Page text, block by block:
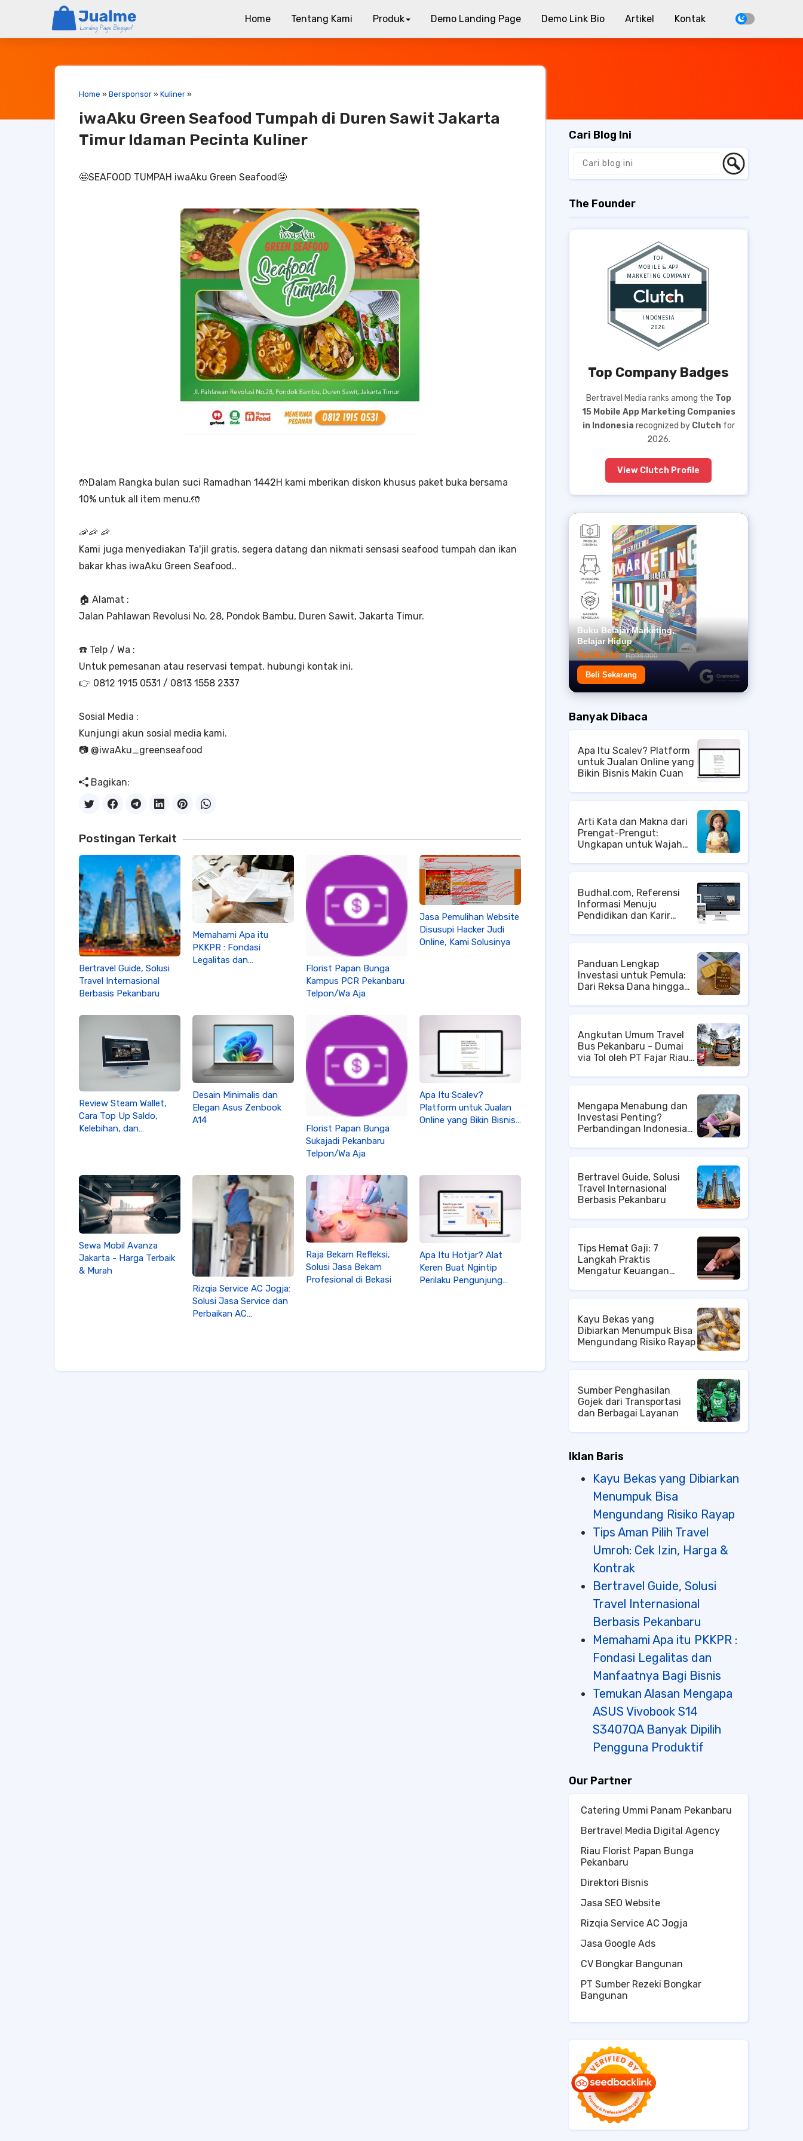
Home Tentang Kami Produk Demo Landing Page Demo Link Bio Artikel Kontak
Home » Bersponsor » Kuliner »
iwaAku Green Seafood Tumpah di Duren Sawit Jakarta
Timur Idaman Pecinta Kuliner
🤩SEAFOOD TUMPAH iwaAku Green Seafood🤩
🤲Dalam Rangka bulan suci Ramadhan 1442H kami mberikan diskon khusus paket buka bersama
10% untuk all item menu.🤲
🦐🦐 🦐
Kami juga menyediakan Ta'jil gratis, segera datang dan nikmati sensasi seafood tumpah dan ikan
bakar khas iwaAku Green Seafood..
🏠 Alamat :
Jalan Pahlawan Revolusi No. 28, Pondok Bambu, Duren Sawit, Jakarta Timur.
☎️ Telp / Wa :
Untuk pemesanan atau reservasi tempat, hubungi kontak ini.
👉 0812 1915 0531 / 0813 1558 2337
Sosial Media :
Kunjungi akun sosial media kami.
📷 @iwaAku_greenseafood
Bagikan:
Postingan Terkait
Bertravel Guide, Solusi
Travel Internasional
Berbasis Pekanbaru
Memahami Apa itu
PKKPR : Fondasi
Legalitas dan
Florist Papan Bunga
Kampus PCR Pekanbaru
Telpon/Wa Aja
Jasa Pemulihan Website
Disusupi Hacker Judi
Online, Kami Solusinya
Review Steam Wallet,
Cara Top Up Saldo,
Kelebihan, dan
Desain Minimalis dan
Elegan Asus Zenbook
A14
Florist Papan Bunga
Sukajadi Pekanbaru
Telpon/Wa Aja
Apa Itu Scalev?
Platform untuk Jualan
Online yang Bikin Bisnis
Sewa Mobil Avanza
Jakarta - Harga Terbaik
& Murah
Rizqia Service AC Jogja:
Solusi Jasa Service dan
Perbaikan AC
Raja Bekam Refleksi,
Solusi Jasa Bekam
Profesional di Bekasi
Apa Itu Hotjar? Alat
Keren Buat Ngintip
Perilaku Pengunjung
Cari Blog Ini
The Founder
Top Company Badges
Bertravel Media ranks among the Top
15 Mobile App Marketing Companies
in Indonesia recognized by Clutchfor
2026.
View Clutch Profile
Buku Belajar Marketing,
Belajar Hidup
Rp88.200 Rp98.000
Beli Sekarang
Banyak Dibaca
Apa Itu Scalev? Platform
untuk Jualan Online yang
Bikin Bisnis Makin Cuan
Arti Kata dan Makna dari
Prengat-Prengut:
Ungkapan untuk Wajah
Budhal.com, Referensi
Informasi Menuju
Pendidikan dan Karir
Panduan Lengkap
Investasi untuk Pemula:
Dari Reksa Dana hingga
Angkutan Umum Travel
Bus Pekanbaru - Dumai
via Tol oleh PT Fajar Riau
Mengapa Menabung dan
Investasi Penting?
Perbandingan Indonesia
Bertravel Guide, Solusi
Travel Internasional
Berbasis Pekanbaru
Tips Hemat Gaji: 7
Langkah Praktis
Mengatur Keuangan
Kayu Bekas yang
Dibiarkan Menumpuk Bisa
Mengundang Risiko Rayap
Sumber Penghasilan
Gojek dari Transportasi
dan Berbagai Layanan
Iklan Baris
Kayu Bekas yang Dibiarkan
Menumpuk Bisa
Mengundang Risiko Rayap
Tips Aman Pilih Travel
Umroh: Cek Izin, Harga &
Kontrak
Bertravel Guide, Solusi
Travel Internasional
Berbasis Pekanbaru
Memahami Apa itu PKKPR :
Fondasi Legalitas dan
Manfaatnya Bagi Bisnis
Temukan Alasan Mengapa
ASUS Vivobook S14
S3407QA Banyak Dipilih
Pengguna Produktif
Our Partner
Catering Ummi Panam Pekanbaru
Bertravel Media Digital Agency
Riau Florist Papan Bunga
Pekanbaru
Direktori Bisnis
Jasa SEO Website
Rizqia Service AC Jogja
Jasa Google Ads
CV Bongkar Bangunan
PT Sumber Rezeki Bongkar
Bangunan